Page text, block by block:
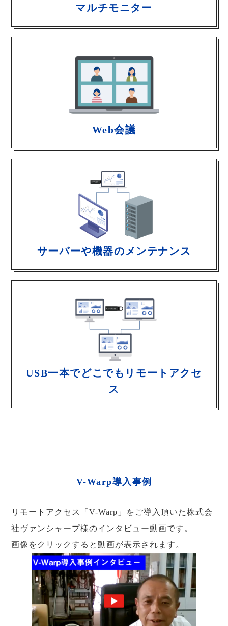
マルチモニター
Web会議
サーバーや機器のメンテナンス
USB一本でどこでもリモートアクセ
ス
V-Warp導入事例
リモートアクセス「V-Warp」をご導入頂いた株式会
社ヴァンシャープ様のインタビュー動画です。
画像をクリックすると動画が表示されます。